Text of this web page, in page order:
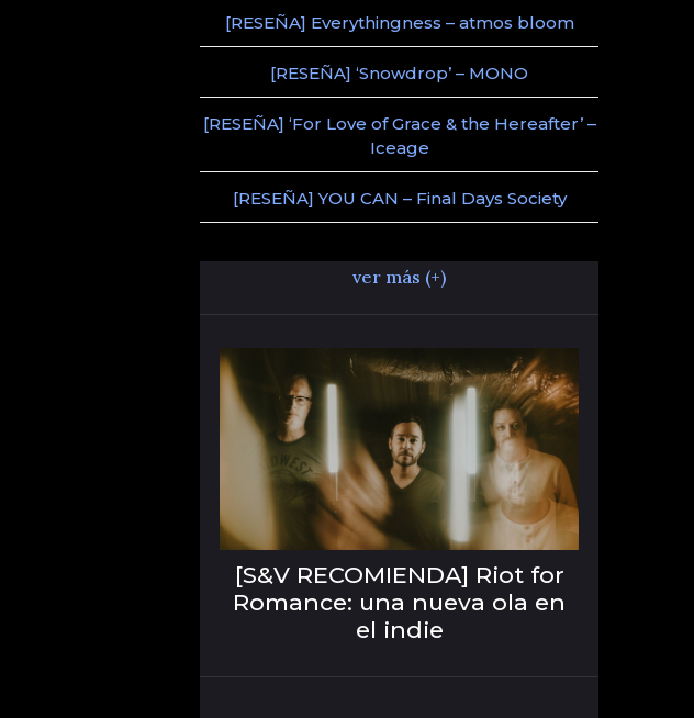
[RESEÑA] Everythingness – atmos bloom
[RESEÑA] ‘Snowdrop’ – MONO
[RESEÑA] ‘For Love of Grace & the Hereafter’ –
Iceage
[RESEÑA] YOU CAN – Final Days Society
ver más (+)
[S&V RECOMIENDA] Riot for
Romance: una nueva ola en
el indie